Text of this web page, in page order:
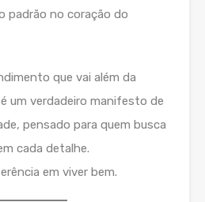
padrão no coração do
que vai além da
é um verdadeiro manifesto de
pensado para quem busca
cada detalhe.
em viver bem.